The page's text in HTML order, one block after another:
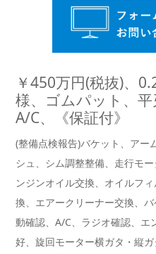
￥450万円(税抜)、
様、ゴムパット、平
A/C、《保証付》
(整備点検報告)バケット、アー
シュ、シム調整整備、走行モ
ンジンオイル交換、オイルフ
換、エアークリーナー交換、
動確認、A/C、ラジオ確認、エ
好、旋回モーター横ガタ・縦